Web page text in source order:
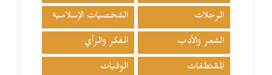
الرحلات الشخصيات الإسلامية
الشعر والأدب الفكر والرأي
المقتطفات الوفيات